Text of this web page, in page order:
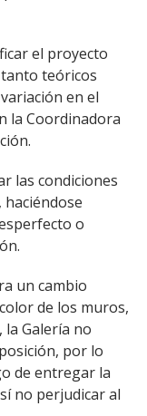
el proyecto
teóricos
en el
la Coordinadora
las condiciones
haciéndose
o
un cambio
de los muros,
Galería no
por lo
de entregar la
no perjudicar al